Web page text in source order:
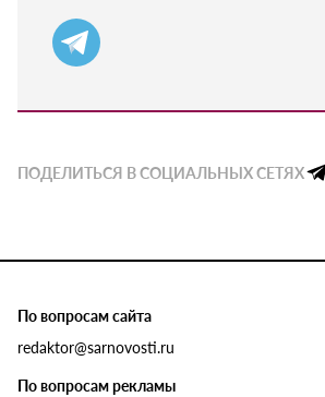
ПОДЕЛИТЬСЯ В СОЦИАЛЬНЫХ СЕТЯХ
По вопросам сайта
redaktor@sarnovosti.ru
По вопросам рекламы